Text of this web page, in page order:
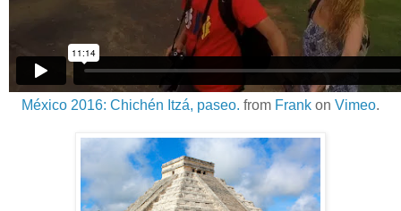
México 2016: Chichén Itzá, paseo. from Frank on Vimeo.